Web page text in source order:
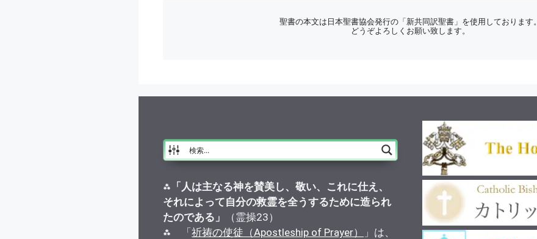
聖書の本文は日本聖書協会発行の「新共同訳聖書」を使用しております。
どうぞよろしくお願い致します。
⁂ 「人は主なる神を賛美し、敬い、これに仕え、
それによって自分の救霊を全うするために造られ
たのである」
（霊操23）
⁂ 「祈祷の使徒（Apostleship of Prayer）
」は、